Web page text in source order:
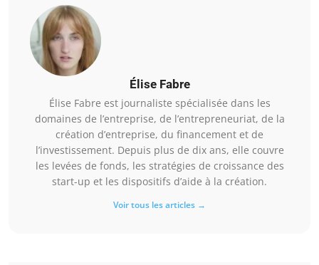
Élise Fabre
Élise Fabre est journaliste spécialisée dans les
domaines de l’entreprise, de l’entrepreneuriat, de la
création d’entreprise, du financement et de
l’investissement. Depuis plus de dix ans, elle couvre
les levées de fonds, les stratégies de croissance des
start-up et les dispositifs d’aide à la création.
Voir tous les articles →